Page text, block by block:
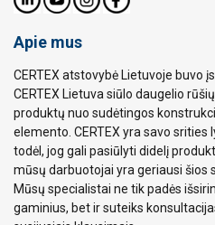
Apie mus
CERTEX atstovybė Lietuvoje buvo
CERTEX Lietuva siūlo daugelio
produktų nuo sudėtingos
elemento. CERTEX yra savo srities
todėl, jog gali pasiūlyti didelį
mūsų darbuotojai yra geriausi šios
Mūsų specialistai ne tik padės
gaminius, bet ir suteiks